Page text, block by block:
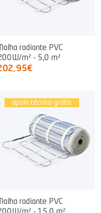
radiante PVC
m² - 5,0 m²
apoio técnico grátis
radiante PVC